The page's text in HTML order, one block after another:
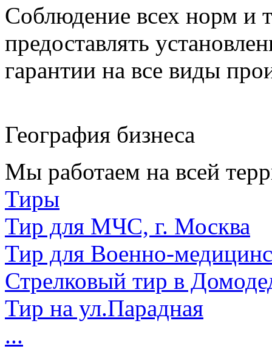
Соблюдение всех норм и
предоставлять
гарантии на все виды
География бизнеса
Мы работаем на всей
Тиры
Тир для МЧС, г. Москва
Тир для Военно-
Стрелковый тир в
Тир на ул.Парадная
...